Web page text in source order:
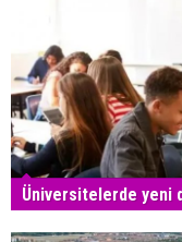
Üniversitelerde yeni